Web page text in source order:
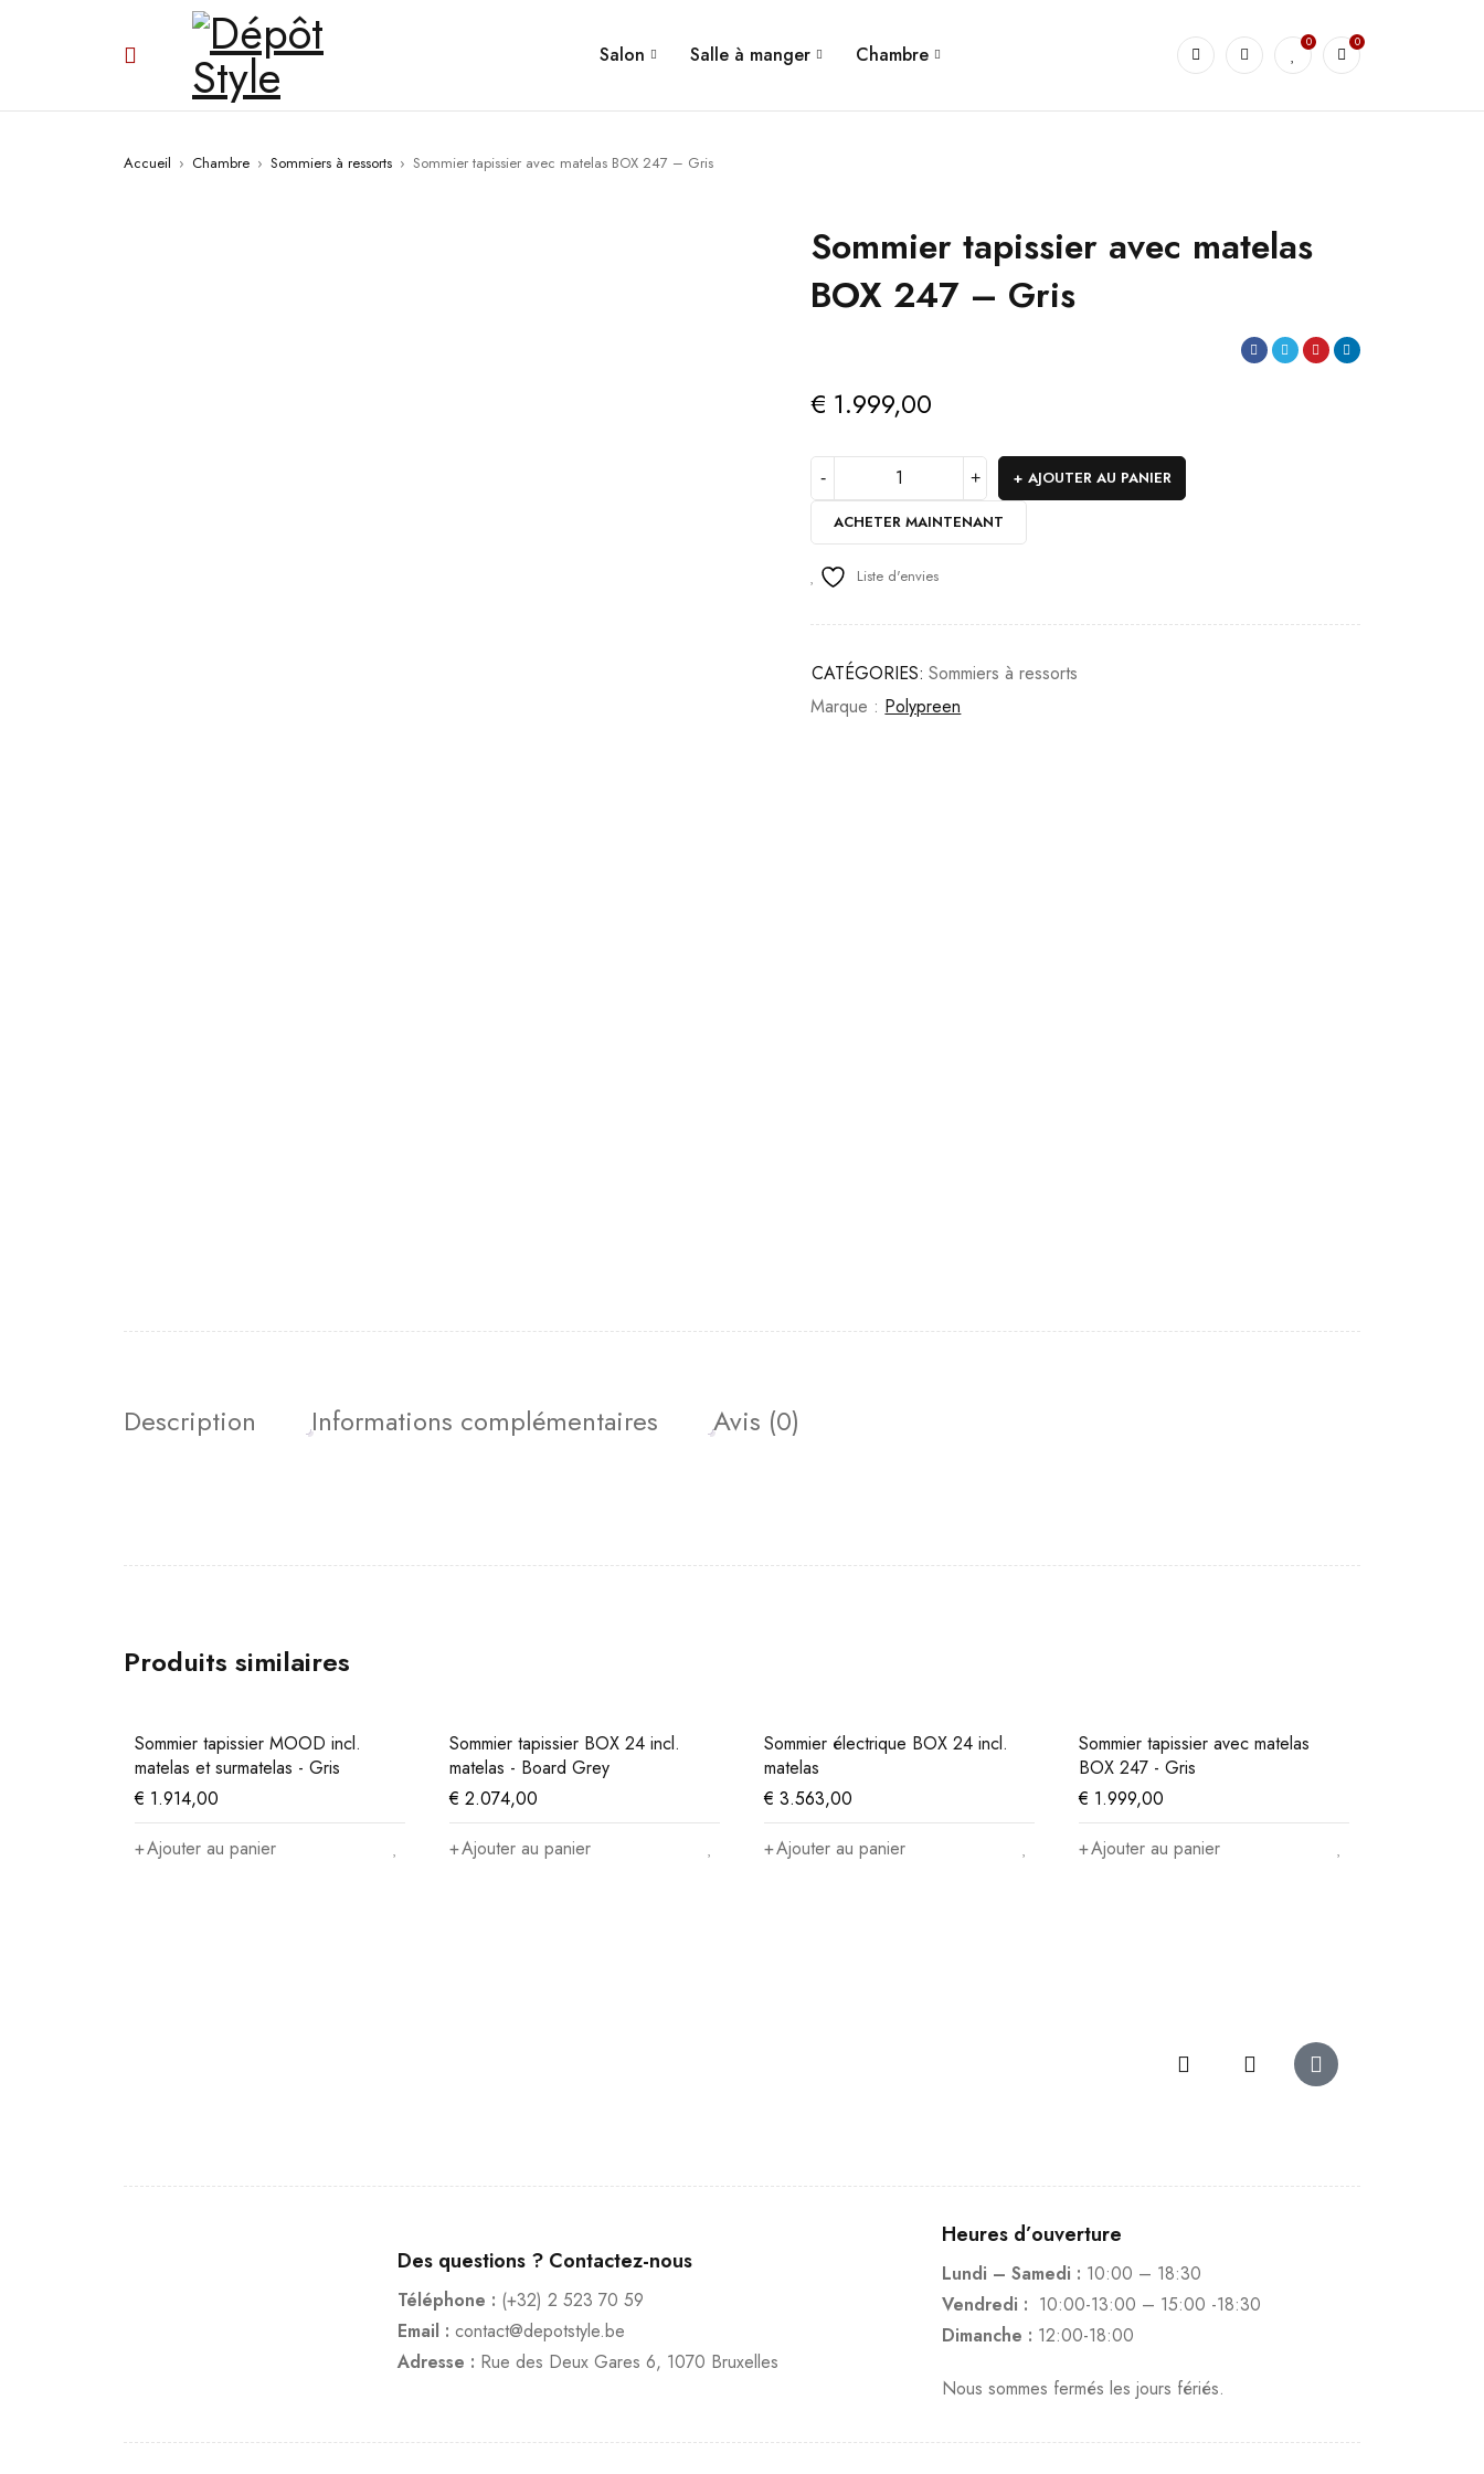
Salon Salle à manger Chambre
0 0
Accueil › Chambre › Sommiers à ressorts › Sommier tapissier avec matelas BOX 247 – Gris
Sommier tapissier avec matelas
BOX 247 – Gris
€ 1.999,00
AJOUTER AU PANIER
ACHETER MAINTENANT
Liste d'envies
CATÉGORIES: Sommiers à ressorts
Marque : Polypreen
Description Informations complémentaires Avis (0)
Produits similaires
Sommier tapissier MOOD incl.
matelas et surmatelas - Gris
€ 1.914,00
Ajouter au panier
Sommier tapissier BOX 24 incl.
matelas - Board Grey
€ 2.074,00
Ajouter au panier
Sommier électrique BOX 24 incl.
matelas
€ 3.563,00
Ajouter au panier
Sommier tapissier avec matelas
BOX 247 - Gris
€ 1.999,00
Ajouter au panier
Des questions ? Contactez-nous
Téléphone : (+32) 2 523 70 59
Email : contact@depotstyle.be
Adresse : Rue des Deux Gares 6, 1070 Bruxelles
Heures d’ouverture
Lundi – Samedi : 10:00 – 18:30
Vendredi : 10:00-13:00 – 15:00 -18:30
Dimanche : 12:00-18:00
Nous sommes fermés les jours fériés.